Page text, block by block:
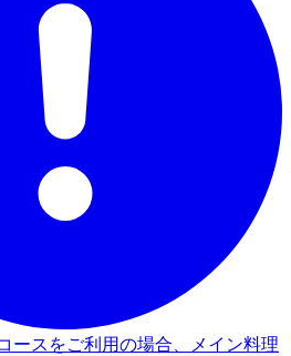
ースをご利用の場合、メイン料理